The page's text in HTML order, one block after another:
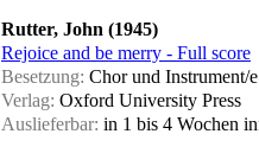
Rutter, John (1945)
Rejoice and be merry - Full score
Besetzung: Chor und Instrument/e
Verlag: Oxford University Press
Auslieferbar: in 1 bis 4 Wochen